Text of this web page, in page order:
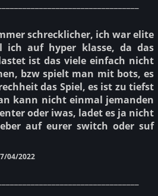
schrecklicher, ich war elite
auf hyper klasse, da das
ist das viele einfach nicht
bzw spielt man mit bots, es
das Spiel, es ist zu tiefst
kann nicht einmal jemanden
oder iwas, ladet es ja nicht
auf eurer switch oder suf
04/2022